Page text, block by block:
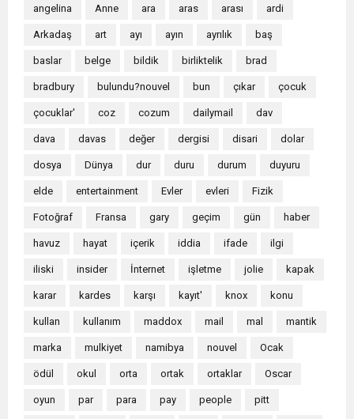
angelina Anne ara aras arası ardi
Arkadaş art ayı ayın ayrılık baş
baslar belge bildik birliktelik brad
bradbury bulundu?nouvel bun çıkar çocuk
çocuklar' coz cozum dailymail dav
dava davas değer dergisi disari dolar
dosya Dünya dur duru durum duyuru
elde entertainment Evler evleri Fizik
Fotoğraf Fransa gary geçim gün haber
havuz hayat içerik iddia ifade ilgi
iliski insider İnternet işletme jolie kapak
karar kardes karşı kayıt' knox konu
kullan kullanım maddox mail mal mantik
marka mulkiyet namibya nouvel Ocak
ödül okul orta ortak ortaklar Oscar
oyun par para pay people pitt